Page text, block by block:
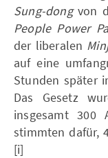
Sung-dongvon
People Power
der liberalen
auf eine
Stunden später
Das Gesetz
insgesamt 300
stimmten dafür,
[i]